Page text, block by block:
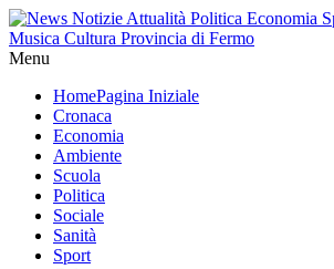
Menu
HomePagina Iniziale
Cronaca
Economia
Ambiente
Scuola
Politica
Sociale
Sanità
Sport